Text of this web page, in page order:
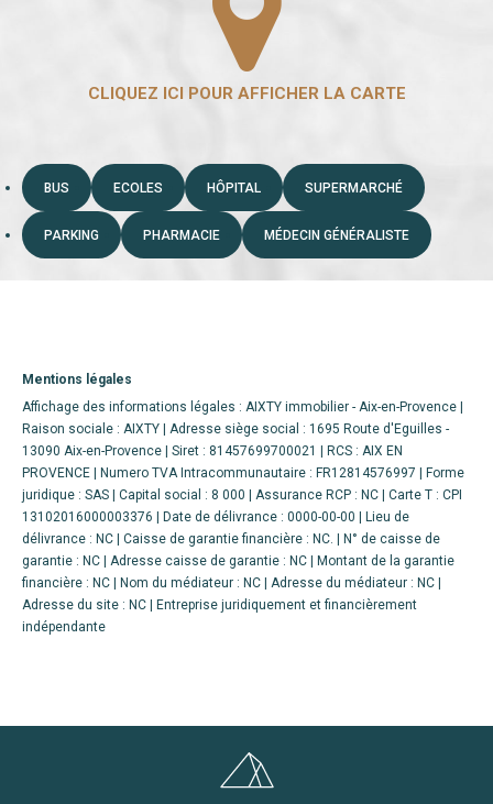
BUS ECOLES HÔPITAL SUPERMARCHÉ
PARKING PHARMACIE MÉDECIN GÉNÉRALISTE
Mentions légales
Affichage des informations légales : AIXTY immobilier - Aix-en-Provence |
Raison sociale : AIXTY | Adresse siège social : 1695 Route d'Eguilles -
13090 Aix-en-Provence | Siret : 81457699700021 | RCS : AIX EN
PROVENCE | Numero TVA Intracommunautaire : FR12814576997 | Forme
juridique : SAS | Capital social : 8 000 | Assurance RCP : NC | Carte T : CPI
13102016000003376 | Date de délivrance : 0000-00-00 | Lieu de
délivrance : NC | Caisse de garantie financière : NC. | N° de caisse de
garantie : NC | Adresse caisse de garantie : NC | Montant de la garantie
financière : NC | Nom du médiateur : NC | Adresse du médiateur : NC |
Adresse du site : NC |
Entreprise juridiquement et financièrement
indépendante